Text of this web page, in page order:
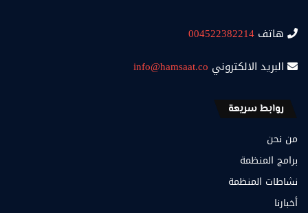
هاتف 004522382214
البريد الالكتروني info@hamsaat.co
روابط سريعة
من نحن
برامج المنظمة
نشاطات المنظمة
أخبارنا